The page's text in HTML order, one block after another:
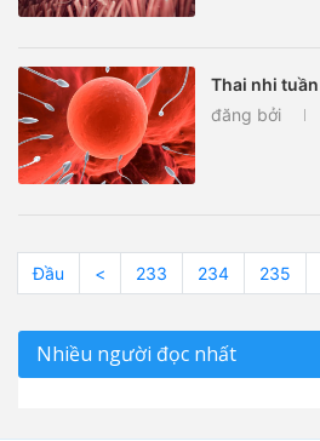
Thai nhi
đăng bởi
Đầu < 233 234 235
Nhiều người đọc nhất